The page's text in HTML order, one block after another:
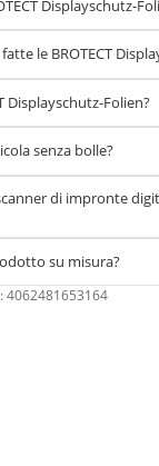
Displayschutz-
le BROTECT
Displayschutz-Folien?
senza bolle?
di impronte
su misura?
4062481653164